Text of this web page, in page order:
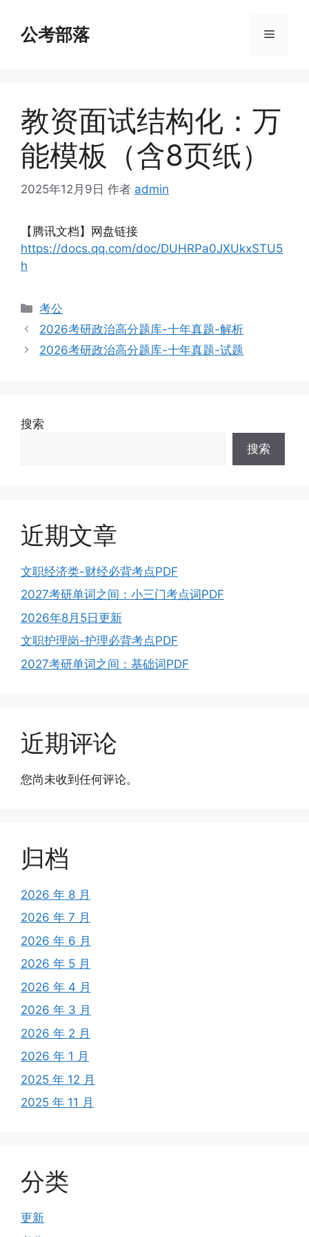
公考部落 菜
教资面试结构化：万
能模板（含8页纸）
2025年12月9日 作者 admin
【腾讯文档】网盘链接
https://docs.qq.com/doc/DUHRPa0JXUkxSTU5
h
分
类
考公
2026考研政治高分题库-十年真题-解析
2026考研政治高分题库-十年真题-试题
搜索
搜索
近期文章
文职经济类-财经必背考点PDF
2027考研单词之间：小三门考点词PDF
2026年8月5日更新
文职护理岗-护理必背考点PDF
2027考研单词之间：基础词PDF
近期评论
您尚未收到任何评论。
归档
2026 年 8 月
2026 年 7 月
2026 年 6 月
2026 年 5 月
2026 年 4 月
2026 年 3 月
2026 年 2 月
2026 年 1 月
2025 年 12 月
2025 年 11 月
分类
更新